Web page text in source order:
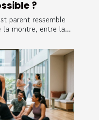
?
parent ressemble
montre, entre la...